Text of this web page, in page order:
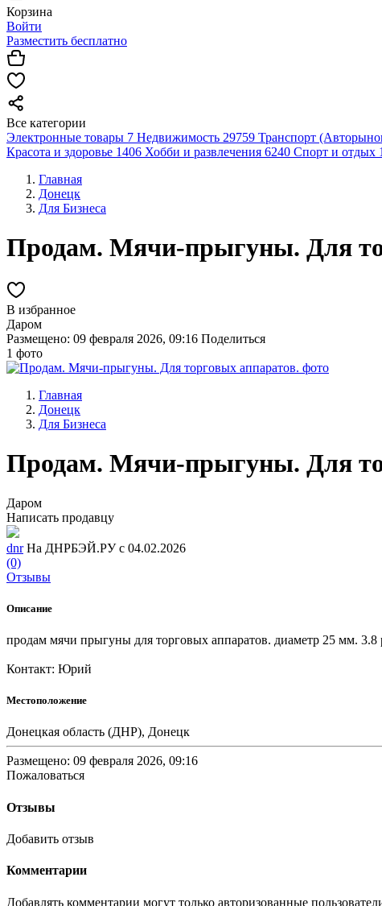
Корзина
Войти
Разместить бесплатно
Все категории
Электронные товары 7 Недвижимость 29759 Транспорт
Красота и здоровье 1406 Хобби и развлечения 6240 Спорт и отдых
Главная
Донецк
Для Бизнеса
Продам. Мячи-прыгуны. Для
В избранное
Даром
Размещено: 09 февраля 2026, 09:16 Поделиться
1 фото
Главная
Донецк
Для Бизнеса
Продам. Мячи-прыгуны. Для
Даром
Написать продавцу
dnr На ДНРБЭЙ.РУ с 04.02.2026
(0)
Отзывы
Описание
продам мячи прыгуны для торговых аппаратов. диаметр 25 мм.
Контакт: Юрий
Местоположение
Донецкая область (ДНР), Донецк
Размещено: 09 февраля 2026, 09:16
Пожаловаться
Отзывы
Добавить отзыв
Комментарии
Добавлять комментарии могут только авторизованные